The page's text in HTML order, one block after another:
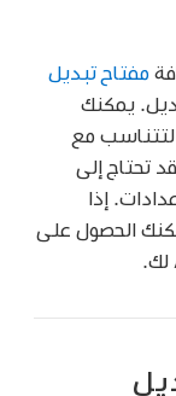
مفتاح تبديل
يمكنك
لتتناسب مع
تحتاج إلى
إذا
الحصول على